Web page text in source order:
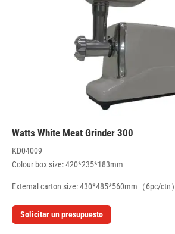
300 Watts White Meat Grinder
KD04009
Colour box size: 420*235*183mm
External carton size: 430*485*560mm（6pc/ctn）
Solicitar un presupuesto